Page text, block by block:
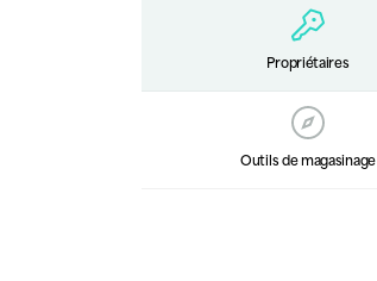
Propriétaires
Outils de magasinage